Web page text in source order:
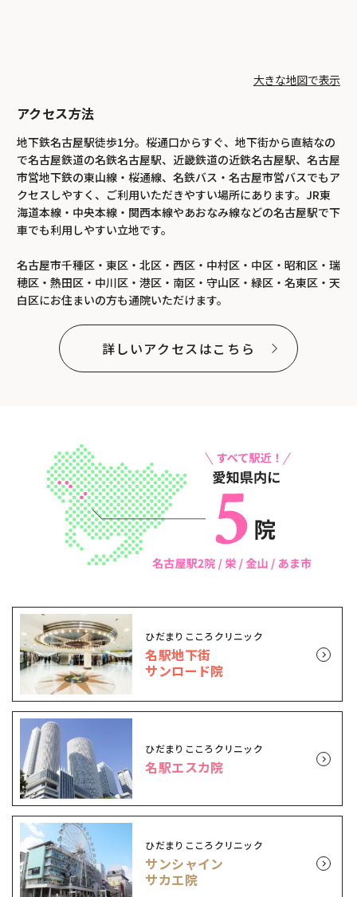
アクセス方法
地下鉄名古屋駅徒歩1分。桜通口からすぐ、地下街から直結なの
で名古屋鉄道の名鉄名古屋駅、近畿鉄道の近鉄名古屋駅、名古屋
市営地下鉄の東山線・桜通線、名鉄バス・名古屋市営バスでもア
クセスしやすく、ご利用いただきやすい場所にあります。JR東
海道本線・中央本線・関西本線やあおなみ線などの名古屋駅で下
車でも利用しやすい立地です。
名古屋市千種区・東区・北区・西区・中村区・中区・昭和区・瑞
穂区・熱田区・中川区・港区・南区・守山区・緑区・名東区・天
白区にお住まいの方も通院いただけます。
詳しいアクセスはこちら
大きな地図で表示
ひだまりこころクリニック
名駅地下街
サンロード院
ひだまりこころクリニック
名駅エスカ院
ひだまりこころクリニック
サンシャイン
サカエ院